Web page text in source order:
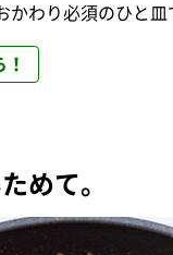
かわり必須のひと皿
めて。